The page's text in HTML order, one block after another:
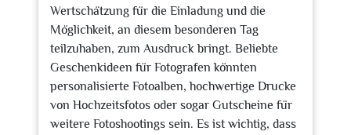
Wertschätzung für die Einladung und die
Möglichkeit, an diesem besonderen Tag
teilzuhaben, zum Ausdruck bringt. Beliebte
Geschenkideen für Fotografen könnten
personalisierte Fotoalben, hochwertige Drucke
von Hochzeitsfotos oder sogar Gutscheine für
weitere Fotoshootings sein. Es ist wichtig, dass